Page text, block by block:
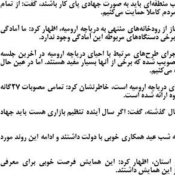
منطقه‌ای باید به صورت جهادی پای کار باشند، گفت: از تمام
کاملا حمایت می‌کنیم.
از رودخانه‌های منتهی به دریاچه ارومیه، اظهار کرد: ما آمادگی
دستگاه‌های مربوطه این آمادگی وجود ندارد.
طرح‌های مرتبط با احیای دریاچه ارومیه در آخرین جلسه
شده که برخی از آنها بسیار مفید هستند. اما در عین حال
می‌کنیم.
رحمانی با بیان اینکه اعتبارات و اراده همگانی لازمه احیای دریاچه ارومیه است، خاطرنشان کرد: تمامی مصوبات ۲۷گانه
ارائه شده است.
گذشته، گفت: اگر سال آینده تنظیم بازاری هست باید جهاد
عید همکاری خوبی با دولت داشتند و ادامه این روند مورد
استان، اظهار کرد: این همایش فرصت خوبی برای معرفی
این همایش داشتند.